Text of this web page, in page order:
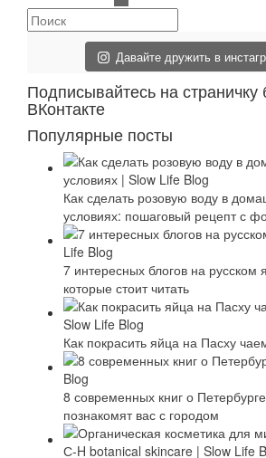
Давайте дружить в
Подписывайтесь на страничку
ВКонтакте
Популярные посты
Как сделать розовую воду в
условиях: пошаговый рецепт с
7 интересных блогов на русском
которые стоит читать
Как покрасить яйца на Пасху
8 современных книг о
познакомят вас с городом